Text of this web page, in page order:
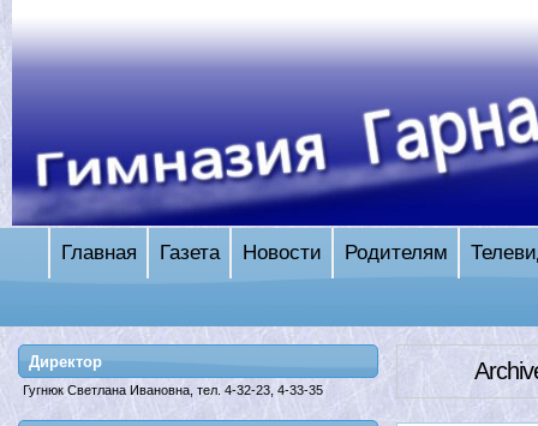
Главная Газета Новости Родителям
Директор
Гугнюк Светлана Ивановна, тел. 4-32-23, 4-33-35